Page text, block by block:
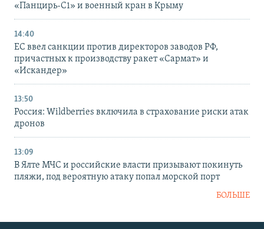
«Панцирь-С1» и военный кран в Крыму
14:40
ЕС ввел санкции против директоров заводов РФ,
причастных к производству ракет «Сармат» и
«Искандер»
13:50
Россия: Wildberries включила в страхование риски атак
дронов
13:09
В Ялте МЧС и российские власти призывают покинуть
пляжи, под вероятную атаку попал морской порт
БОЛЬШЕ